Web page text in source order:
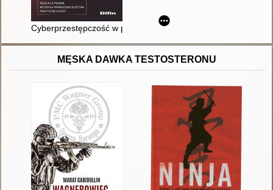
Cyberprzestępczość w prawie karnym i kryminalistyce
MĘSKA DAWKA TESTOSTERONU